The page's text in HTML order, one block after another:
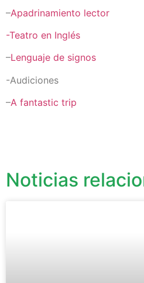
–Apadrinamiento lector
-Teatro en Inglés
–Lenguaje de signos
-Audiciones
–A fantastic trip
Noticias